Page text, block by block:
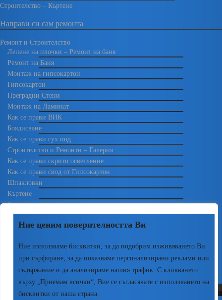
Ние ценим поверителността Ви
Ние използваме бисквитки, за да подобрим изживяването Ви
при сърфиране, за да показваме персонализирани реклами или
съдържание и да анализираме нашия трафик. С кликването
върху „Приемам всички“, Вие се съгласявате с използването на
бисквитки от наша страна.
Строителство – Къртене
Направи си сам ремонта
Ремонт и Строителство
Лепене на плочки – Ремонт на баня
Ремонт на Баня
Монтаж на гипсокартон
Гипсокартон
Преградни Стени
Монтаж на Ламинат
Как се прави ВИК
Боядисване
Как се прави сух под
Строителство и Ремонти – Галерия
Как се прави скрито осветление
Как се прави свод от Гипсокартон
Шпакловки
Къртене
Замазки
Зидарии
Електро
Мазилки
Монтажи